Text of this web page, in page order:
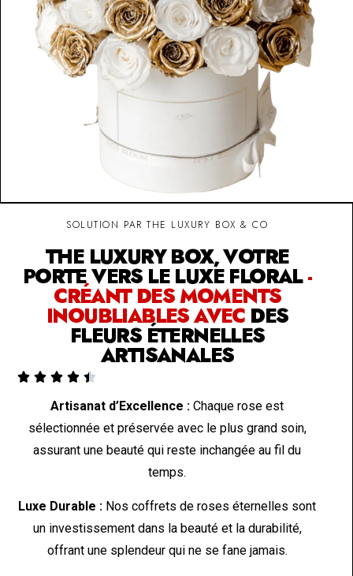
SOLUTION PAR THE LUXURY BOX & CO
THE LUXURY BOX, VOTRE
PORTE VERS LE LUXE FLORAL-
CRÉANT DES MOMENTS
INOUBLIABLES AVEC DES
FLEURS ÉTERNELLES
ARTISANALES
    
Artisanat d’Excellence : Chaque rose est
sélectionnée et préservée avec le plus grand soin,
assurant une beauté qui reste inchangée au fil du
temps.
Luxe Durable : Nos coffrets de roses éternelles sont
un investissement dans la beauté et la durabilité,
offrant une splendeur qui ne se fane jamais.